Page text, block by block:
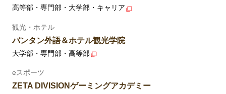
高等部・専門部・大学部・キャリア
観光・ホテル
バンタン外語＆ホテル観光学院
大学部・専門部・高等部
eスポーツ
ZETA DIVISIONゲーミングアカデミー